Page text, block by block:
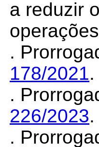
a reduzir
.
178/2021.
.
226/2023.
.